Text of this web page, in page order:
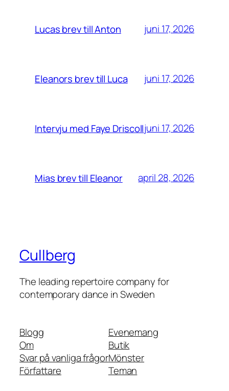
Lucas brev till Anton juni 17, 2026
Eleanors brev till Luca juni 17, 2026
Intervju med Faye Driscolljuni 17, 2026
Mias brev till Eleanor april 28, 2026
Cullberg
The leading repertoire company for
contemporary dance in Sweden
Blogg
Om
Svar på vanliga frågor
Författare
Evenemang
Butik
Mönster
Teman